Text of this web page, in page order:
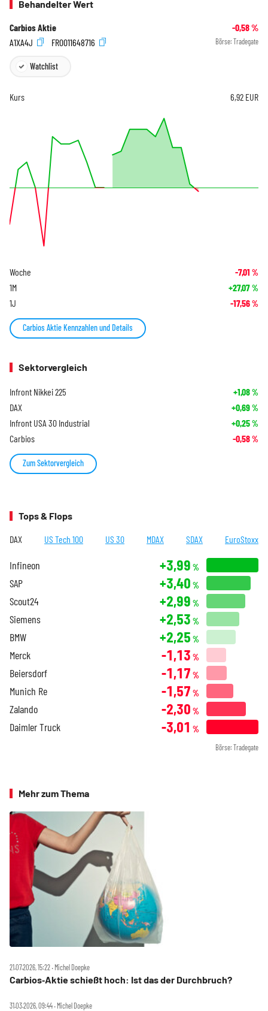
Behandelter Wert
Carbios Aktie -0,58%
A1XA4J
FR0011648716 Börse: Tradegate
Watchlist
Kurs 6,92 EUR
Woche -7,01 %
1M +27,07%
1J -17,56%
Carbios Aktie Kennzahlen und Details
Sektorvergleich
Infront Nikkei 225 +1,08%
DAX +0,69%
Infront USA 30 Industrial +0,25%
Carbios -0,58%
Zum Sektorvergleich
Tops & Flops
DAX US Tech 100 US 30 MDAX SDAX EuroStoxx
Infineon +3,99 %
SAP +3,40 %
Scout24 +2,99 %
Siemens +2,53 %
BMW +2,25 %
Merck -1,13 %
Beiersdorf -1,17 %
Munich Re -1,57 %
Zalando -2,30 %
Daimler Truck -3,01 %
Börse: Tradegate
Mehr zum Thema
21.07.2026, 15:22 ‧ Michel Doepke
Carbios‑Aktie schießt hoch: Ist das der Durchbruch?
31.03.2026, 09:44 ‧ Michel Doepke